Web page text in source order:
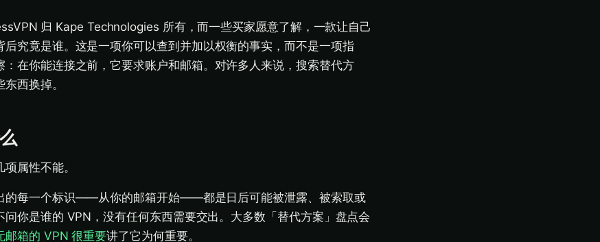
归 Kape Technologies 所有，而一些买家愿意了解，一款让自己
后究竟是谁。这是一项你可以查到并加以权衡的事实，而不是一项指
：在你能连接之前，它要求账户和邮箱。对许多人来说，搜索替代方
西换掉。
属性不能。
的每一个标识——从你的邮箱开始——都是日后可能被泄露、被索取或
问你是谁的 VPN，没有任何东西需要交出。大多数「替代方案」盘点会
邮箱的 VPN 很重要讲了它为何重要。